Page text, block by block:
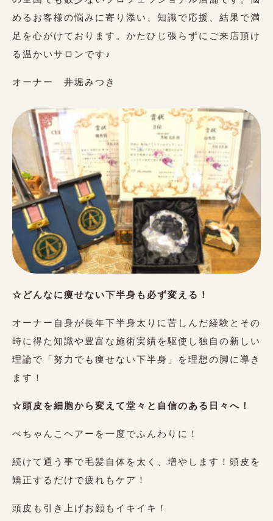
めるお客様の悩みに寄り添い、知識で応援、結果で満
足を心がけております。かたひじ張らずにご来店頂け
る温かいサロンです♪
オーナー 井堀みつき
☆ どんなに痩せない下半身も必ず変える！
オーナー自身が長年下半身太りに苦しんだ経験とその
時に得た知識や豊富な施術実績を駆使し独自の新しい
理論で「努力でも痩せない下半身」を理想の脚に導き
ます！
☆頭皮を細胞から変えて堂々と自信のある日々へ！
ぺちゃんこヘアーを一度でふんわりに！
続けて通う事で毛髪自体を太く、増やします！頭皮を
矯正するだけで疲れもケア！
頭皮も引き上げお顔もイキイキ！